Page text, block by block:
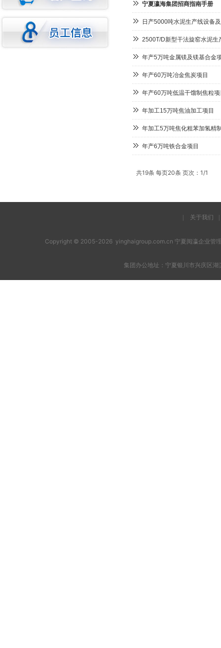
宁夏瀛海集团招商指南手册
日产5000吨水泥生产线设备
2500T/D新型干法旋窑水泥生
年产5万吨金属镁及镁基合金
年产60万吨冶金焦炭项目
年产60万吨低温干馏制焦粒
年加工15万吨焦油加工项目
年加工5万吨焦化粗苯加氢精
年产6万吨铁合金项目
共19条 每页20条 页次：1/1
关于我们
Copyright © 2005-2026 yinghaigroup.com.cn 宁夏阅瀛企业管
集团办公地址：宁夏银川市兴庆区